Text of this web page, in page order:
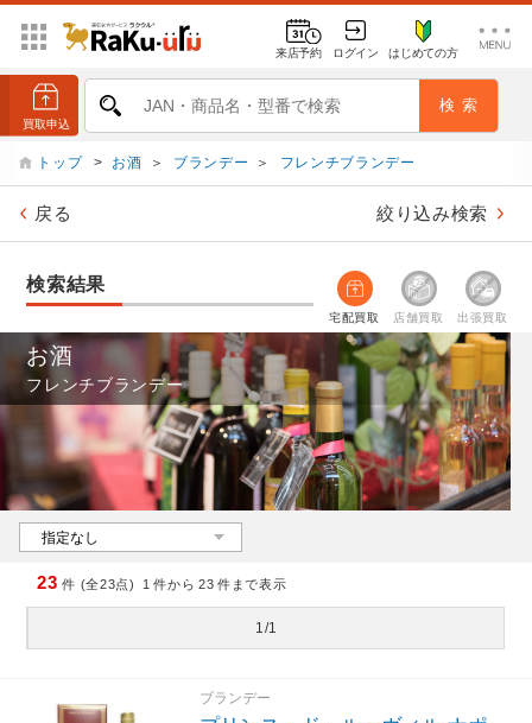
来店予約 ログイン はじめての方
トップ > お酒 ＞ ブランデー ＞ フレンチブランデー
戻る 絞り込み検索
検索結果
宅配買取 店舗買取 出張買取
お酒
フレンチブランデー
23 件 (全23点) 1 件から 23 件まで表示
1/1
ブランデー